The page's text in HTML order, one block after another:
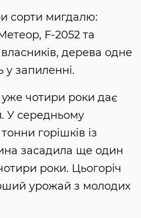
сорти мигдалю:
F-2052 та
дерева одне
запиленні.
уже чотири роки дає
У середньому
горішків із
засадила ще один
роки. Цьогоріч
урожай з молодих